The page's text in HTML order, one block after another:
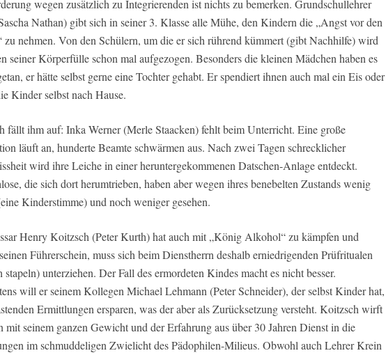
wegen zusätzlich zu Integrierenden ist nichts zu bemerken. Grundschullehrer
Nathan) gibt sich in seiner 3. Klasse alle Mühe, den Kindern die „Angst vor den
zu nehmen. Von den Schülern, um die er sich rührend kümmert (gibt Nachhilfe) wird
seiner Körperfülle schon mal aufgezogen. Besonders die kleinen Mädchen haben es
er hätte selbst gerne eine Tochter gehabt. Er spendiert ihnen auch mal ein Eis oder
Kinder selbst nach Hause.
fällt ihm auf: Inka Werner (Merle Staacken) fehlt beim Unterricht. Eine große
läuft an, hunderte Beamte schwärmen aus. Nach zwei Tagen schrecklicher
wird ihre Leiche in einer heruntergekommenen Datschen-Anlage entdeckt.
die sich dort herumtrieben, haben aber wegen ihres benebelten Zustands wenig
Kinderstimme) und noch weniger gesehen.
Henry Koitzsch (Peter Kurth) hat auch mit „König Alkohol“ zu kämpfen und
Führerschein, muss sich beim Dienstherrn deshalb erniedrigenden Prüfritualen
unterziehen. Der Fall des ermordeten Kindes macht es nicht besser.
will er seinem Kollegen Michael Lehmann (Peter Schneider), der selbst Kinder hat,
Ermittlungen ersparen, was der aber als Zurücksetzung versteht. Koitzsch wirft
mit seinem ganzen Gewicht und der Erfahrung aus über 30 Jahren Dienst in die
im schmuddeligen Zwielicht des Pädophilen-Milieus. Obwohl auch Lehrer Krein